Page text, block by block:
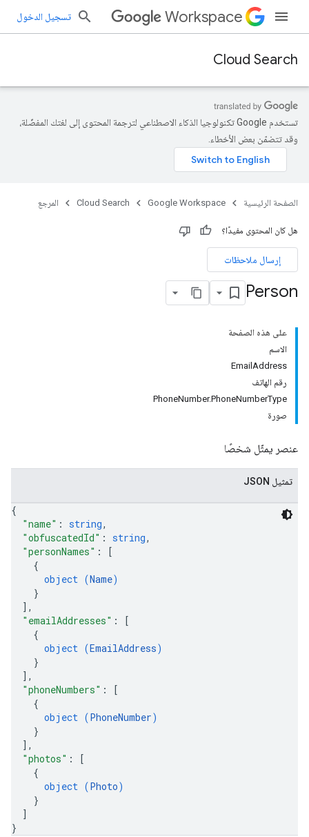
Workspace تسجيل الدخول
Cloud Search
تستخدم Google تكنولوجيا الذكاء الاصطناعي لترجمة المحتوى إلى لغتك المفضّلة،
وقد تتضمّن بعض الأخطاء.
الصفحة الرئيسية Google Workspace
Cloud Search المرجع
هل كان المحتوى مفيدًا؟
إرسال ملاحظات
Person
على هذه الصفحة
الاسم
EmailAddress
رقم الهاتف
PhoneNumber.PhoneNumberType
صورة
عنصر يمثّل شخصًا
تمثيل JSON
{
"name" : string,
"obfuscatedId" : string,
"personNames" :
[
{
object (Name)
}
] ,
"emailAddresses" :
[
{
object (EmailAddress)
}
] ,
"phoneNumbers" :
[
{
object (PhoneNumber)
}
] ,
"photos" :
[
{
object (Photo)
}
]
}